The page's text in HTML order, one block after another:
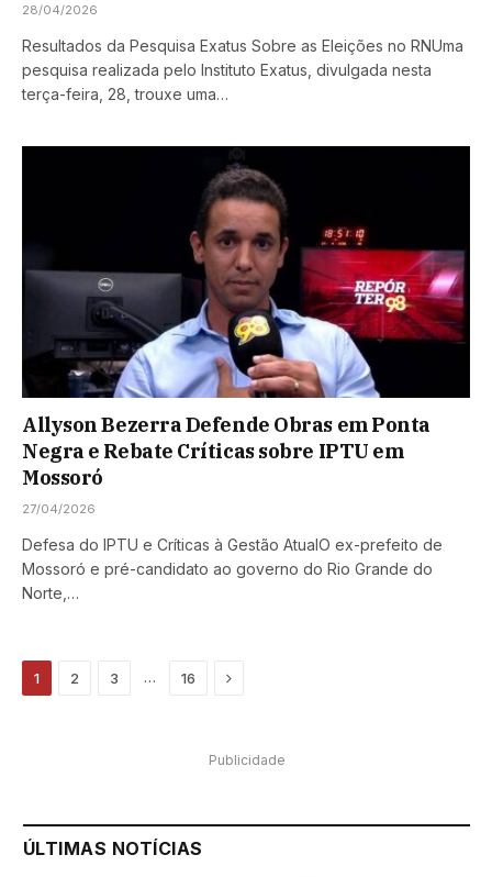
28/04/2026
Resultados da Pesquisa Exatus Sobre as Eleições no RNUma
pesquisa realizada pelo Instituto Exatus, divulgada nesta
terça-feira, 28, trouxe uma…
Allyson Bezerra Defende Obras em Ponta
Negra e Rebate Críticas sobre IPTU em
Mossoró
27/04/2026
Defesa do IPTU e Críticas à Gestão AtualO ex-prefeito de
Mossoró e pré-candidato ao governo do Rio Grande do
Norte,…
1 2 3 … 16 Next
Publicidade
ÚLTIMAS NOTÍCIAS